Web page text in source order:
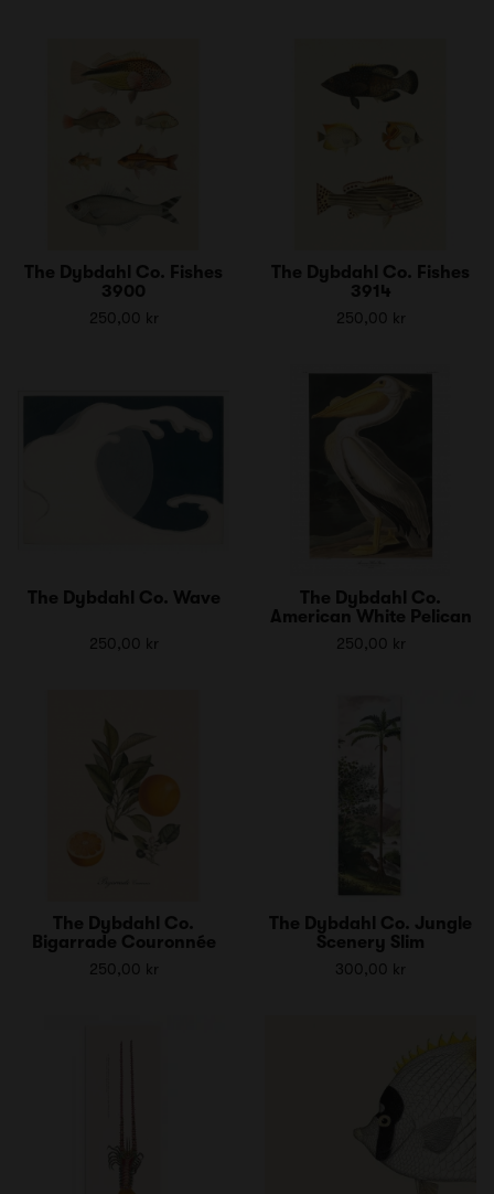
The Dybdahl Co. Fishes
3900
250,00 kr
The Dybdahl Co. Fishes
3914
250,00 kr
The Dybdahl Co. Wave
250,00 kr
The Dybdahl Co.
American White Pelican
250,00 kr
The Dybdahl Co.
Bigarrade Couronnée
250,00 kr
The Dybdahl Co. Jungle
Scenery Slim
300,00 kr